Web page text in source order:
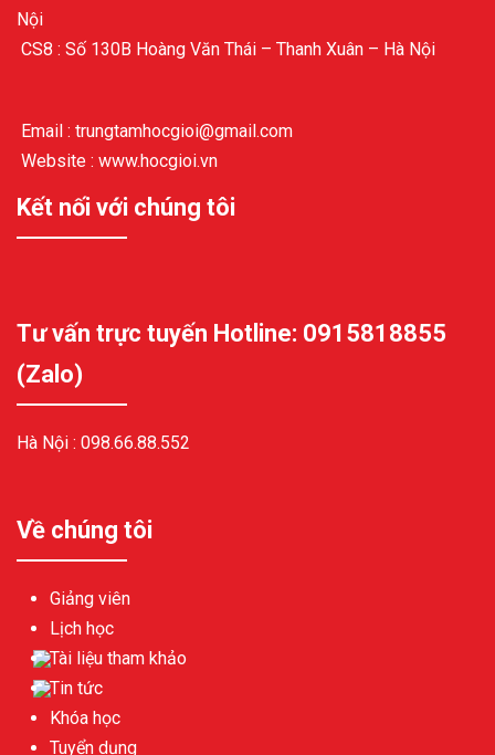
Nội
CS8 : Số 130B Hoàng Văn Thái – Thanh Xuân – Hà Nội
Email : trungtamhocgioi@gmail.com
Website : www.hocgioi.vn
Kết nối với chúng tôi
Tư vấn trực tuyến Hotline: 0915818855
(Zalo)
Hà Nội : 098.66.88.552
Về chúng tôi
Giảng viên
Lịch học
Tài liệu tham khảo
Tin tức
Khóa học
Tuyển dụng